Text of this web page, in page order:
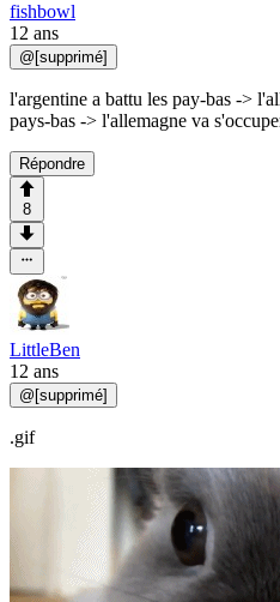
fishbowl
12 ans
@ [supprimé]
l'argentine a battu les pay-bas ->
pays-bas -> l'allemagne va
Répondre
8
LittleBen
12 ans
@ [supprimé]
.gif